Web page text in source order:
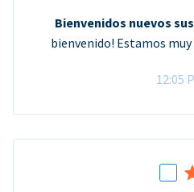
Bienvenidos nuevos
bienvenido! Estamos
12:05